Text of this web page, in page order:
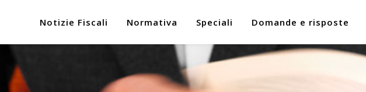
Notizie Fiscali Normativa Speciali Domande e risposte